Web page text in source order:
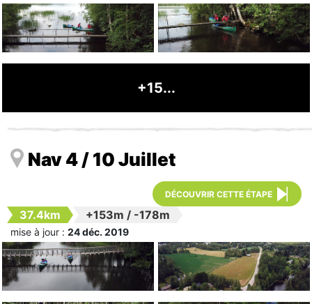
+15...
Nav 4 / 10 Juillet
DÉCOUVRIR CETTE ÉTAPE
37.4km +153m / -178m
mise à jour : 24 déc. 2019